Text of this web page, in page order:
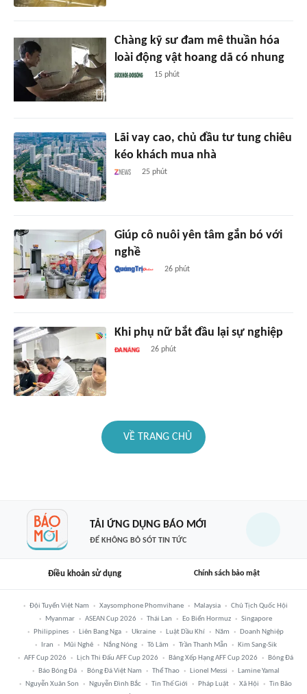
Chàng kỹ sư đam mê thuần hóa
loài động vật hoang dã có nhung
15 phút
Lãi vay cao, chủ đầu tư tung chiêu
kéo khách mua nhà
25 phút
Giúp cô nuôi yên tâm gắn bó với
nghề
26 phút
Khi phụ nữ bắt đầu lại sự nghiệp
26 phút
VỀ TRANG CHỦ
TẢI ỨNG DỤNG BÁO MỚI
ĐỂ KHÔNG BỎ SÓT TIN TỨC
Điều khoản sử dụng Chính sách bảo mật
Đội Tuyển Việt Nam Xaysomphone Phomvihane Malaysia
Chủ Tịch Quốc Hội
Myanmar
ASEAN Cup 2026 Thái Lan Eo Biển Hormuz
Singapore
Philippines
Liên Bang Nga Ukraine Luật Dầu Khí Năm
Doanh Nghiệp
Iran
Mũi Nghê Nắng Nóng Tô Lâm Trần Thanh Mẫn
Kim Sang-Sik
AFF Cup 2026
Lịch Thi Đấu AFF Cup 2026 Bảng Xếp Hạng AFF Cup 2026
Bóng Đá
Báo Bóng Đá
Bóng Đá Việt Nam Thể Thao Lionel Messi
Lamine Yamal
Nguyễn Xuân Son
Nguyễn Đình Bắc Tin Thế Giới Pháp Luật Xã Hội
Tin Bão